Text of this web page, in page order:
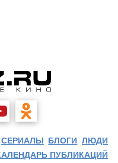
СЕРИАЛЫ БЛОГИ ЛЮДИ
ПУБЛИКАЦИЙ